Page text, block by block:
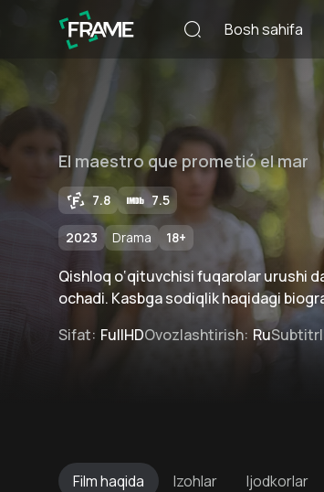
Bosh sahifa
El maestro que prometió el mar
7.8 7.5
2023 Drama 18+
Qishloq o‘qituvchisi fuqarolar urushi
ochadi. Kasbga sodiqlik haqidagi
Sifat: FullHDOvozlashtirish: Ru
Filmhaqida Izohlar Ijodkorlar